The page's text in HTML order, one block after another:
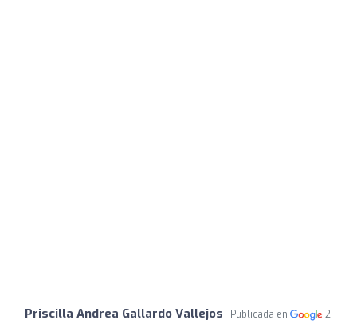
Priscilla Andrea Gallardo Vallejos Publicada en
2